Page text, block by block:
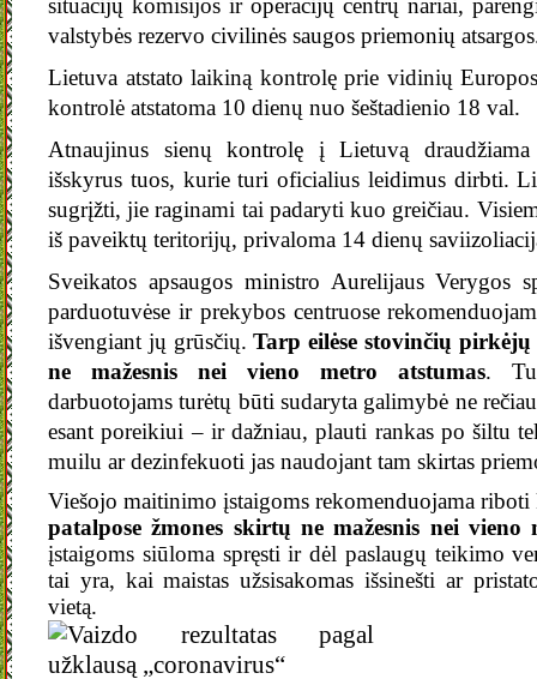
situacijų komisijos ir operacijų centrų nariai,
valstybės rezervo civilinės saugos priemonių
Lietuva atstato laikiną kontrolę prie vidinių
kontrolė atstatoma 10 dienų nuo šeštadienio 18 val.
Atnaujinus sienų kontrolę į Lietuvą draudžiama
išskyrus tuos, kurie turi oficialius leidimus dirbti.
sugrįžti, jie raginami tai padaryti kuo greičiau.
iš paveiktų teritorijų, privaloma 14 dienų
Sveikatos apsaugos ministro Aurelijaus Verygos
parduotuvėse ir prekybos centruose
išvengiant jų grūsčių.Tarp eilėse stovinčių
ne mažesnis nei vieno metro atstumas.
darbuotojams turėtų būti sudaryta galimybė ne
esant poreikiui – ir dažniau, plauti rankas po šiltu
muilu ar dezinfekuoti jas naudojant tam skirtas
Viešojo maitinimo įstaigoms rekomenduojama riboti
patalpose žmones skirtų ne mažesnis nei vieno
įstaigoms siūloma spręsti ir dėl paslaugų teikimo
tai yra, kai maistas užsisakomas išsinešti ar
vietą.